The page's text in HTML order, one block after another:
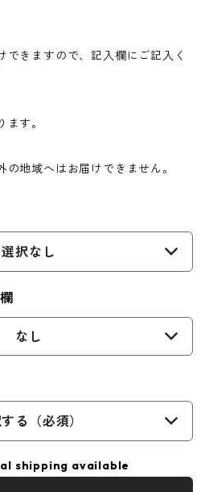
できますので、記入欄にご記入く
す。
の地域へはお届けできません。
選択なし
なし
る（必須）
shipping available